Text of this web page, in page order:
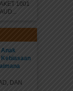
1001
Anak
DAN